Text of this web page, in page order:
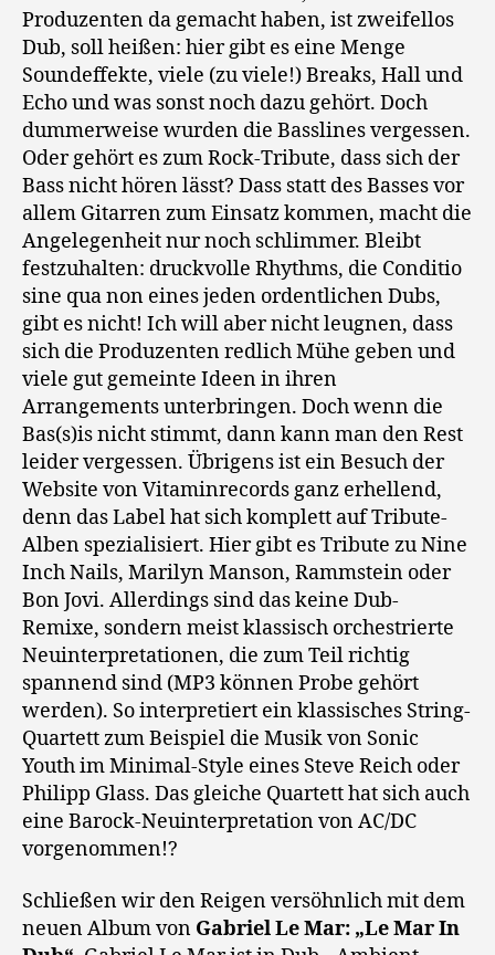
Produzenten da gemacht haben, ist zweifellos
Dub, soll heißen: hier gibt es eine Menge
Soundeffekte, viele (zu viele!) Breaks, Hall und
Echo und was sonst noch dazu gehört. Doch
dummerweise wurden die Basslines vergessen.
Oder gehört es zum Rock-Tribute, dass sich der
Bass nicht hören lässt? Dass statt des Basses vor
allem Gitarren zum Einsatz kommen, macht die
Angelegenheit nur noch schlimmer. Bleibt
festzuhalten: druckvolle Rhythms, die Conditio
sine qua non eines jeden ordentlichen Dubs,
gibt es nicht! Ich will aber nicht leugnen, dass
sich die Produzenten redlich Mühe geben und
viele gut gemeinte Ideen in ihren
Arrangements unterbringen. Doch wenn die
Bas(s)is nicht stimmt, dann kann man den Rest
leider vergessen. Übrigens ist ein Besuch der
Website von Vitaminrecords ganz erhellend,
denn das Label hat sich komplett auf Tribute-
Alben spezialisiert. Hier gibt es Tribute zu Nine
Inch Nails, Marilyn Manson, Rammstein oder
Bon Jovi. Allerdings sind das keine Dub-
Remixe, sondern meist klassisch orchestrierte
Neuinterpretationen, die zum Teil richtig
spannend sind (MP3 können Probe gehört
werden). So interpretiert ein klassisches String-
Quartett zum Beispiel die Musik von Sonic
Youth im Minimal-Style eines Steve Reich oder
Philipp Glass. Das gleiche Quartett hat sich auch
eine Barock-Neuinterpretation von AC/DC
vorgenommen!?
Schließen wir den Reigen versöhnlich mit dem
neuen Album von Gabriel Le Mar: „Le Mar In